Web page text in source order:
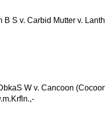
B S v. Carbid Mutter v.
W v. Cancoon